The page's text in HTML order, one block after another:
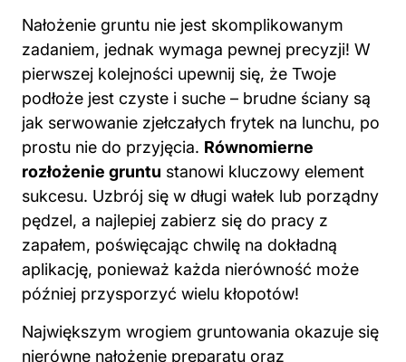
Nałożenie gruntu nie jest skomplikowanym
zadaniem, jednak wymaga pewnej precyzji! W
pierwszej kolejności upewnij się, że Twoje
podłoże jest czyste i suche – brudne ściany są
jak serwowanie zjełczałych frytek na lunchu, po
prostu nie do przyjęcia. Równomierne
rozłożenie gruntu stanowi kluczowy element
sukcesu. Uzbrój się w długi wałek lub porządny
pędzel, a najlepiej zabierz się do pracy z
zapałem, poświęcając chwilę na dokładną
aplikację, ponieważ każda nierówność może
później przysporzyć wielu kłopotów!
Największym wrogiem gruntowania okazuje się
nierówne nałożenie preparatu oraz